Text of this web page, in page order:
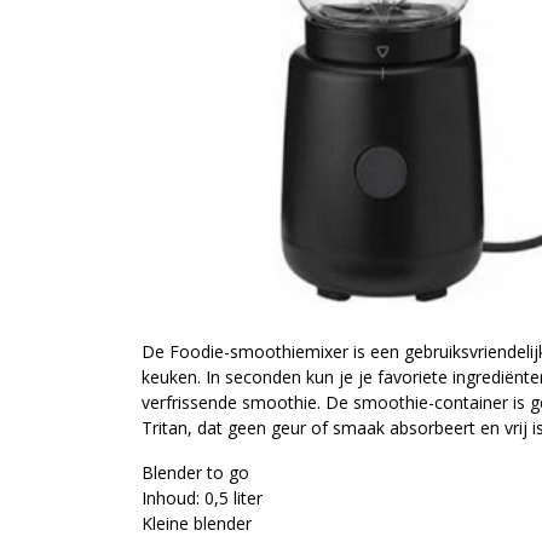
De Foodie-smoothiemixer is een
keuken. In seconden kun je je favoriete
verfrissende smoothie. De smoothie-container is
Tritan, dat geen geur of smaak absorbeert en vrij
Blender to go
Inhoud: 0,5 liter
Kleine blender